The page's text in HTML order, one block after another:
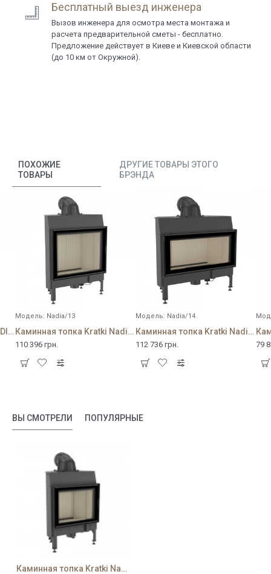
Бесплатный выезд инженера
Вызов инженера для осмотра места монтажа и
расчета предварительной сметы - бесплатно.
Предложение действует в Киеве и Киевской области
(до 10 км от Окружной).
ПОХОЖИЕ
ТОВАРЫ
ДРУГИЕ ТОВАРЫ ЭТОГО
БРЭНДА
Каминная топка Kratki NADIA 12 с гильотиной
Модель: Nadia/13
Каминная топка Kratki Nadia 13 кВт
110 396 грн.
Модель: Nadia/14
Каминная топка Kratki Nadia 14 кВт
112 736 грн. 79
ВЫ СМОТРЕЛИ ПОПУЛЯРНЫЕ
Каминная топка Kratki Nadia 10 кВт